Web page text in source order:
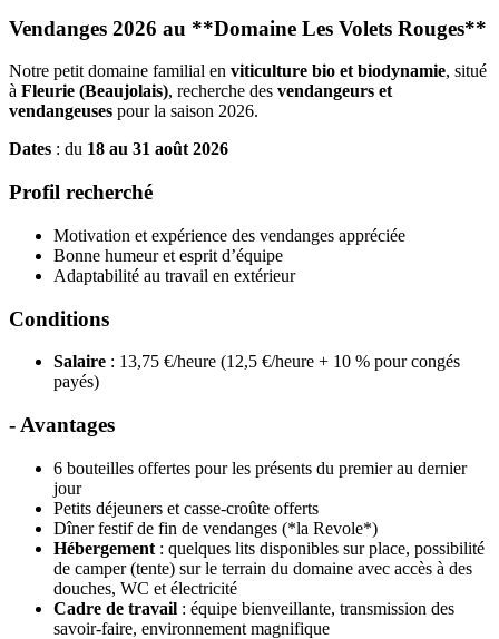
Vendanges 2026 au **Domaine Les Volets Rouges**
Notre petit domaine familial en viticulture bio et biodynamie, situé
à Fleurie (Beaujolais), recherche des vendangeurs et
vendangeuses pour la saison 2026.
Dates : du 18 au 31 août 2026
Profil recherché
Motivation et expérience des vendanges appréciée
Bonne humeur et esprit d’équipe
Adaptabilité au travail en extérieur
Conditions
Salaire : 13,75 €/heure (12,5 €/heure + 10 % pour congés
payés)
- Avantages
6 bouteilles offertes pour les présents du premier au dernier
jour
Petits déjeuners et casse-croûte offerts
Dîner festif de fin de vendanges (*la Revole*)
Hébergement : quelques lits disponibles sur place, possibilité
de camper (tente) sur le terrain du domaine avec accès à des
douches, WC et électricité
Cadre de travail : équipe bienveillante, transmission des
savoir-faire, environnement magnifique